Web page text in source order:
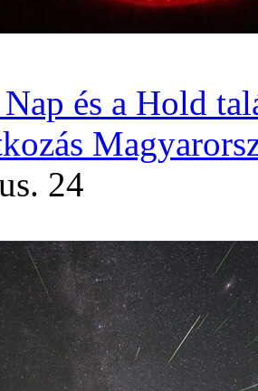
és a Hold
24